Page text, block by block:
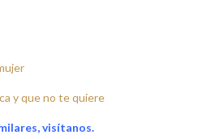
y que no te quiere
visítanos.